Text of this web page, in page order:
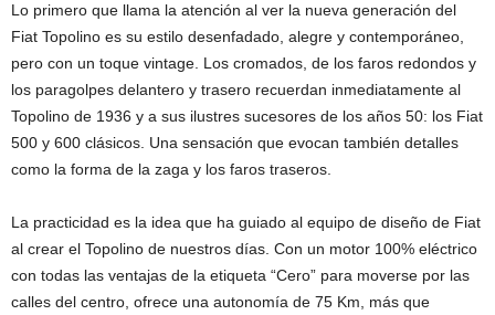
Lo primero que llama la atención al ver la nueva generación del
Fiat Topolino es su estilo desenfadado, alegre y contemporáneo,
pero con un toque vintage. Los cromados, de los faros redondos y
los paragolpes delantero y trasero recuerdan inmediatamente al
Topolino de 1936 y a sus ilustres sucesores de los años 50: los Fiat
500 y 600 clásicos. Una sensación que evocan también detalles
como la forma de la zaga y los faros traseros.
La practicidad es la idea que ha guiado al equipo de diseño de Fiat
al crear el Topolino de nuestros días. Con un motor 100% eléctrico
con todas las ventajas de la etiqueta “Cero” para moverse por las
calles del centro, ofrece una autonomía de 75 Km, más que